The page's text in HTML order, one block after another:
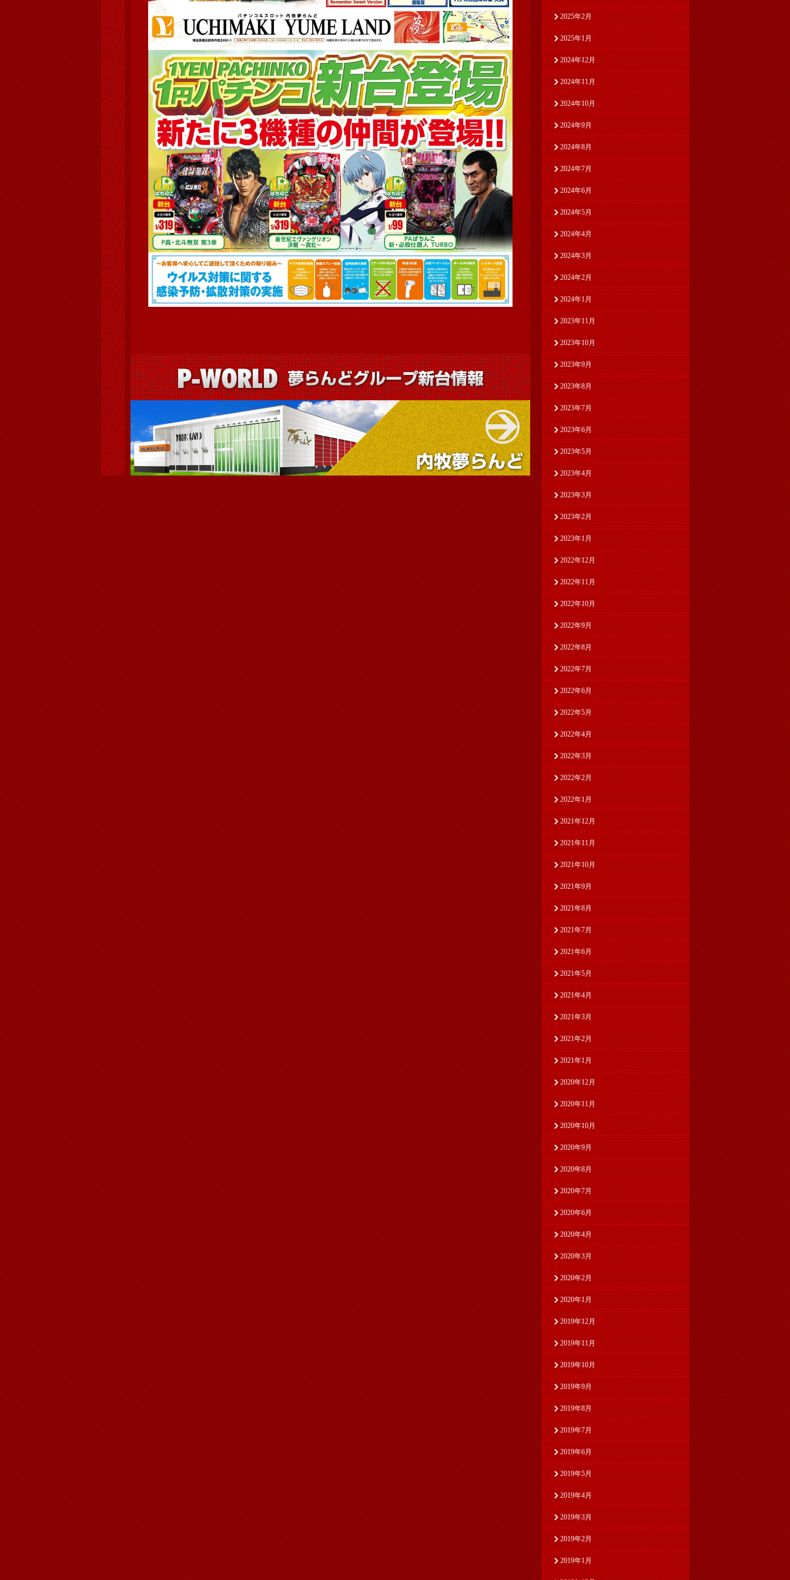
2025年2月
2025年1月
2024年12月
2024年11月
2024年10月
2024年9月
2024年8月
2024年7月
2024年6月
2024年5月
2024年4月
2024年3月
2024年2月
2024年1月
2023年11月
2023年10月
2023年9月
2023年8月
2023年7月
2023年6月
2023年5月
2023年4月
2023年3月
2023年2月
2023年1月
2022年12月
2022年11月
2022年10月
2022年9月
2022年8月
2022年7月
2022年6月
2022年5月
2022年4月
2022年3月
2022年2月
2022年1月
2021年12月
2021年11月
2021年10月
2021年9月
2021年8月
2021年7月
2021年6月
2021年5月
2021年4月
2021年3月
2021年2月
2021年1月
2020年12月
2020年11月
2020年10月
2020年9月
2020年8月
2020年7月
2020年6月
2020年4月
2020年3月
2020年2月
2020年1月
2019年12月
2019年11月
2019年10月
2019年9月
2019年8月
2019年7月
2019年6月
2019年5月
2019年4月
2019年3月
2019年2月
2019年1月